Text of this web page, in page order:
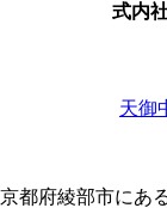
式内
天御
京都府綾部市にあ